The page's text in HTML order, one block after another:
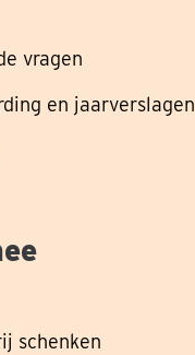
vragen
en jaarverslagen
schenken